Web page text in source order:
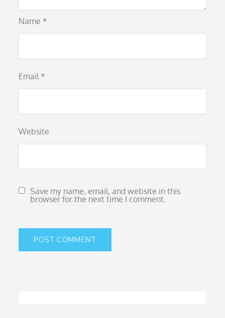
Name *
Email *
Website
Save my name, email, and website in this
browser for the next time I comment.